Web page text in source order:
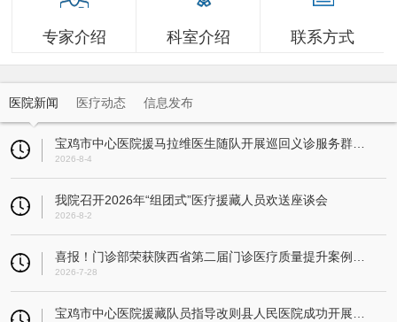
专家介绍 科室介绍 联系方式
医院新闻 医疗动态 信息发布
2026-8-4
我院召开2026年“组团式”医疗援藏人员欢送座谈会
2026-8-2
2026-7-28